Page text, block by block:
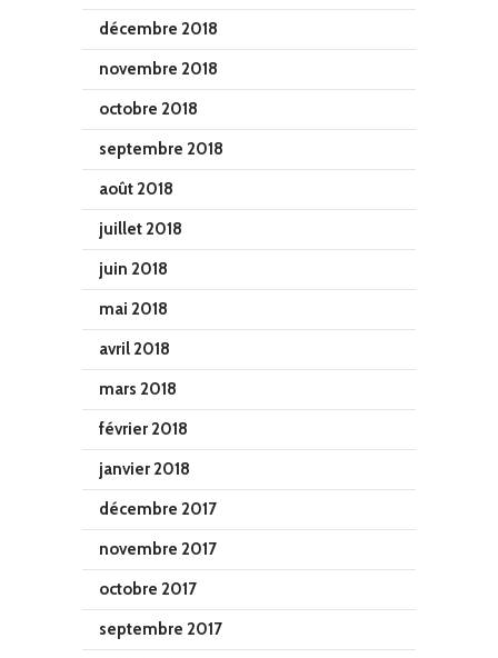
décembre 2018
novembre 2018
octobre 2018
septembre 2018
août 2018
juillet 2018
juin 2018
mai 2018
avril 2018
mars 2018
février 2018
janvier 2018
décembre 2017
novembre 2017
octobre 2017
septembre 2017